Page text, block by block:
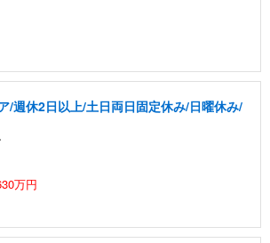
/週休2日以上/土日両日固定休み/日曜休み/
万円